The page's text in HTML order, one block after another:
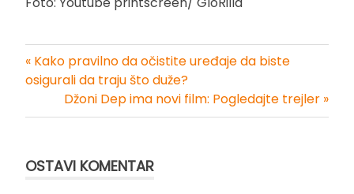
Kretanje
članka
« Kako pravilno da očistite uređaje da biste
osigurali da traju što duže?
Džoni Dep ima novi film: Pogledajte trejler »
OSTAVI KOMENTAR